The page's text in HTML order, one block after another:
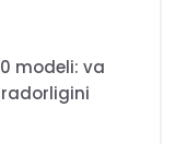
modeli: va